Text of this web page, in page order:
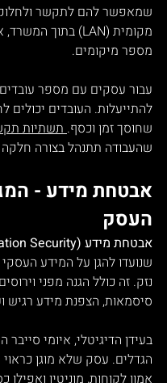
שמאפשר להם לתקשר
מספר מיקומים.
עבור עסקים עם מספר
להתייעלות. העובדים יכולים
שחוסך זמן וכסף. תשתיות
שהעבודה תתנהל בצורה
אבטחת מידע -
העסק
אבטחת מידע (Information Security)
שנועדו להגן על המידע
נזק. זה כולל הגנה מפני
סיסמאות, הצפנת מידע רגיש
בעידן הדיגיטלי, איומי
הגדלים. עסק שלא מוגן
אמון לקוחות, מוניטין